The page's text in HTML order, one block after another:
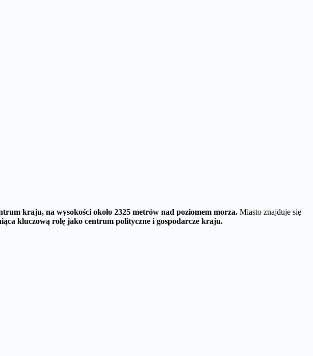
kraju, na wysokości około 2325 metrów nad poziomem morza. Miasto znajduje się
kluczową rolę jako centrum polityczne i gospodarcze kraju.